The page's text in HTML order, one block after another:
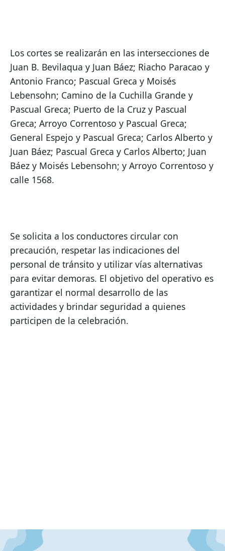
Los cortes se realizarán en las intersecciones de
Juan B. Bevilaqua y Juan Báez; Riacho Paracao y
Antonio Franco; Pascual Greca y Moisés
Lebensohn; Camino de la Cuchilla Grande y
Pascual Greca; Puerto de la Cruz y Pascual
Greca; Arroyo Correntoso y Pascual Greca;
General Espejo y Pascual Greca; Carlos Alberto y
Juan Báez; Pascual Greca y Carlos Alberto; Juan
Báez y Moisés Lebensohn; y Arroyo Correntoso y
calle 1568.
Se solicita a los conductores circular con
precaución, respetar las indicaciones del
personal de tránsito y utilizar vías alternativas
para evitar demoras. El objetivo del operativo es
garantizar el normal desarrollo de las
actividades y brindar seguridad a quienes
participen de la celebración.